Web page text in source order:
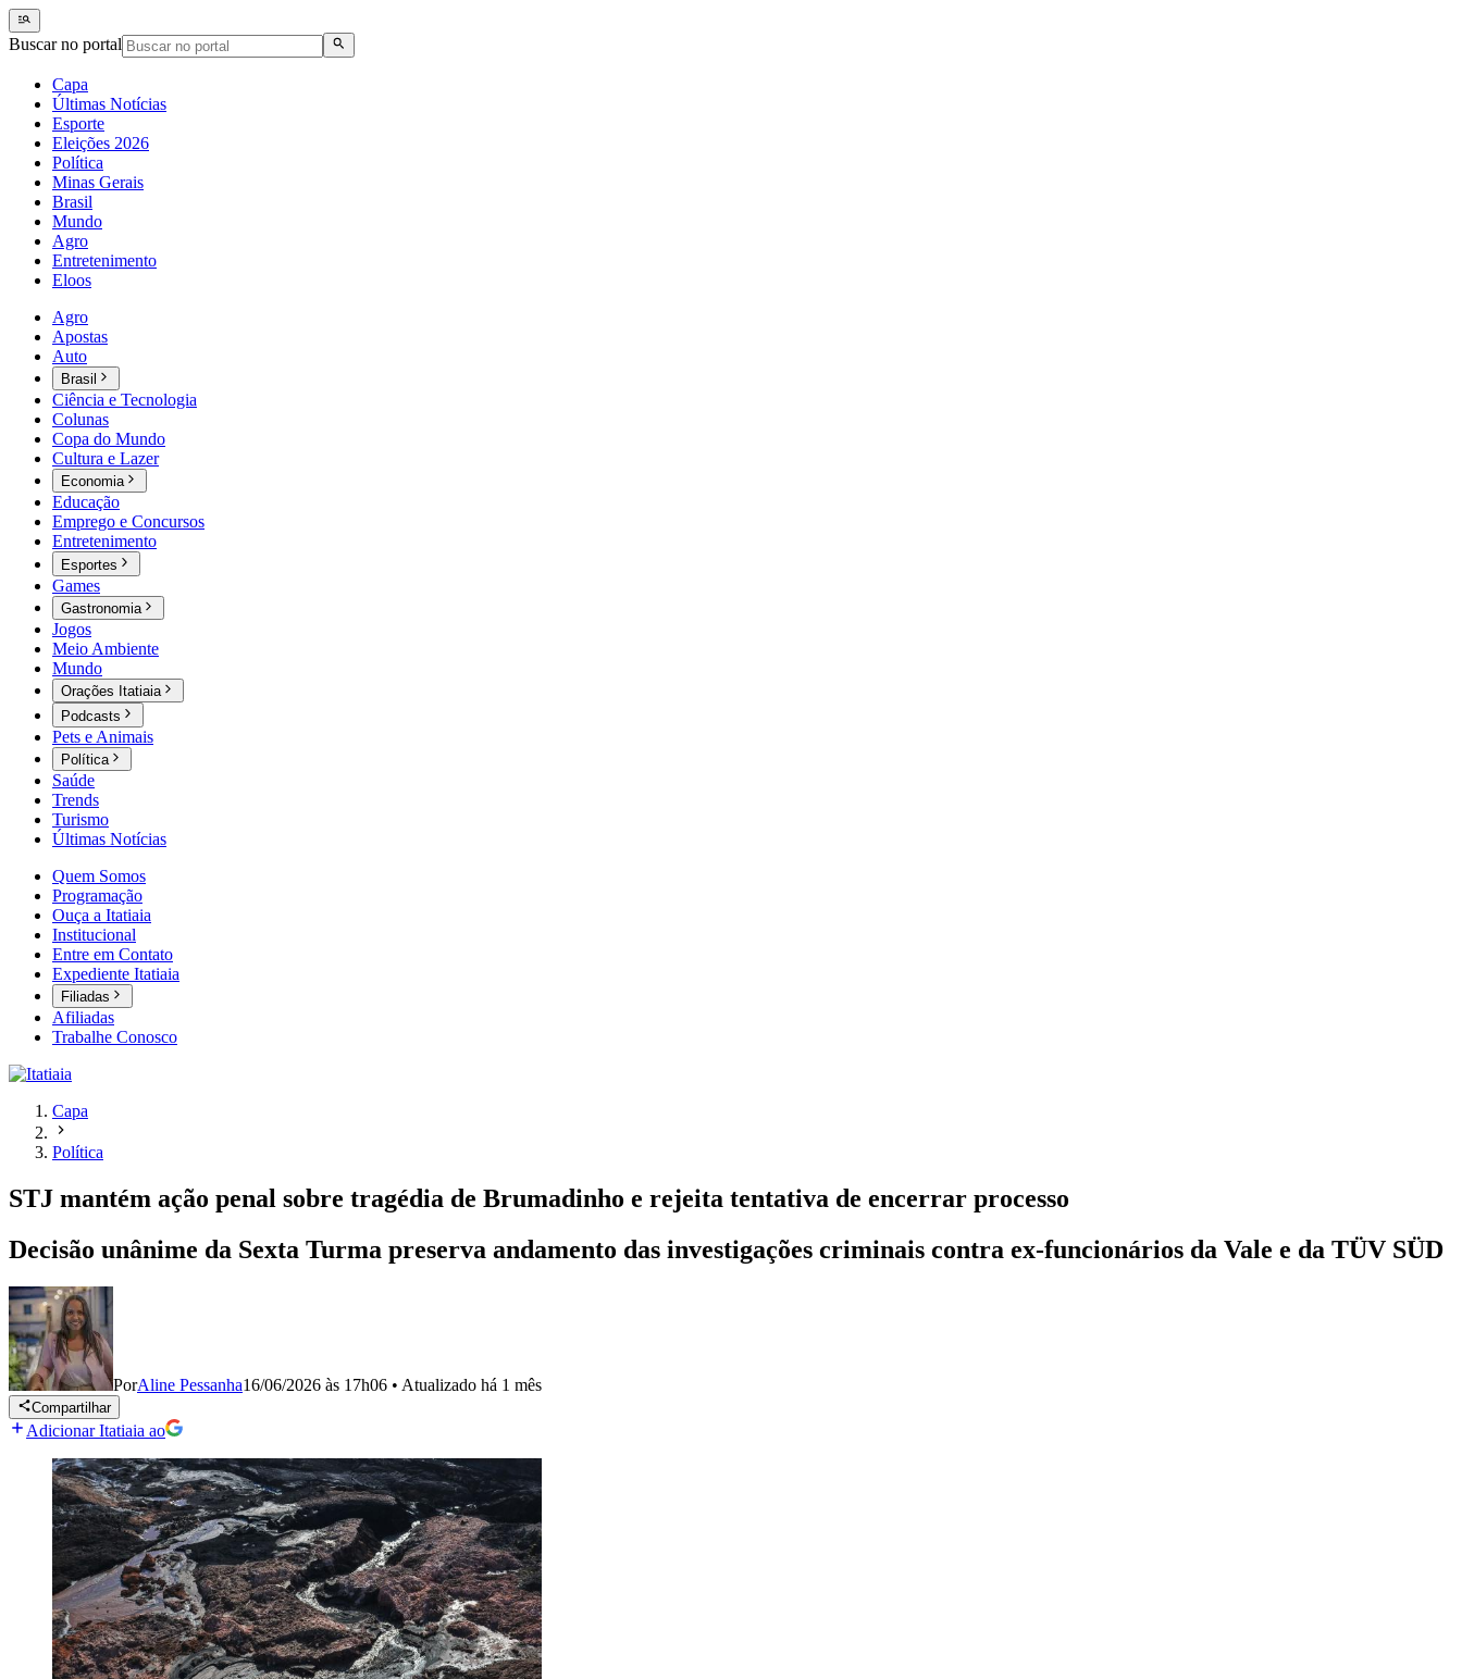
Buscar no portal
Capa
Últimas Notícias
Esporte
Eleições 2026
Política
Minas Gerais
Brasil
Mundo
Agro
Entretenimento
Eloos
Agro
Apostas
Auto
Brasil
Ciência e Tecnologia
Colunas
Copa do Mundo
Cultura e Lazer
Economia
Educação
Emprego e Concursos
Entretenimento
Esportes
Games
Gastronomia
Jogos
Meio Ambiente
Mundo
Orações Itatiaia
Podcasts
Pets e Animais
Política
Saúde
Trends
Turismo
Últimas Notícias
Quem Somos
Programação
Ouça a Itatiaia
Institucional
Entre em Contato
Expediente Itatiaia
Filiadas
Afiliadas
Trabalhe Conosco
Capa
Política
STJ mantém ação penal sobre tragédia de Brumadinho e rejeita tentativa de encerrar processo
Decisão unânime da Sexta Turma preserva andamento das investigações criminais contra ex-funcionários da Vale e da TÜV SÜD
PorAline Pessanha16/06/2026 às 17h06 • Atualizado há 1 mês
Compartilhar
Adicionar Itatiaia ao